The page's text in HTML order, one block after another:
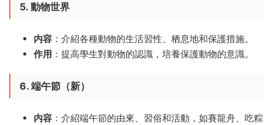
5. 動物世界
内容 ：介紹各種動物的生活習性、栖息地和保護措施。
作用 ：提高學生對動物的認識，培養保護動物的意識。
6. 端午節（新）
内容 ：介紹端午節的由來、習俗和活動，如賽龍舟、吃粽